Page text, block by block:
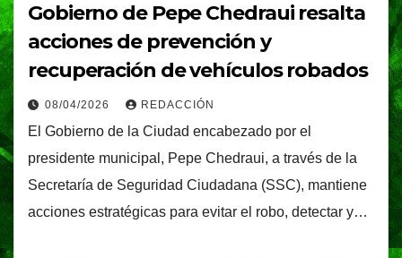
Gobierno de Pepe Chedraui resalta
acciones de prevención y
recuperación de vehículos robados
08/04/2026 REDACCIÓN
El Gobierno de la Ciudad encabezado por el
presidente municipal, Pepe Chedraui, a través de la
Secretaría de Seguridad Ciudadana (SSC), mantiene
acciones estratégicas para evitar el robo, detectar y…